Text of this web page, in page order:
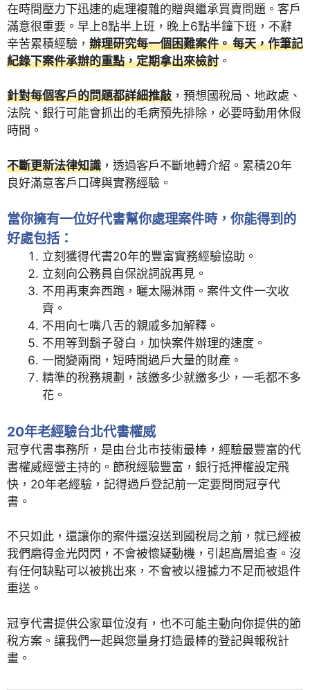
在時間壓力下迅速的處理複雜的贈與繼承買賣問題。客戶
滿意很重要。早上8點半上班，晚上6點半鐘下班，不辭
辛苦累積經驗， 辦理研究每一個困難案件。 每天，作筆記
紀錄下案件承辦的重點，定期拿出來檢討 。
針對每個客戶的問題都詳細推敲 ，預想國稅局、地政處、
法院、銀行可能會抓出的毛病預先排除，必要時動用休假
時間。
不斷更新法律知識 ，透過客戶不斷地轉介紹。累積20年
良好滿意客戶口碑與實務經驗。
當你擁有一位好代書幫你處理案件時，你能得到的
好處包括：
立刻獲得代書20年的豐富實務經驗協助。
立刻向公務員自保說詞說再見。
不用再東奔西跑，曬太陽淋雨。案件文件一次收
齊。
不用向七嘴八舌的親戚多加解釋。
不用等到鬍子發白，加快案件辦理的速度。
一間變兩間，短時間過戶大量的財產。
精準的稅務規劃，該繳多少就繳多少，一毛都不多
花。
20年老經驗台北代書權威
冠亨代書事務所，是由台北市技術最棒，經驗最豐富的代
書權威經營主持的。節稅經驗豐富，銀行抵押權設定飛
快，20年老經驗，記得過戶登記前一定要問問冠亨代
書。
不只如此，還讓你的案件還沒送到國稅局之前，就已經被
我們磨得金光閃閃，不會被懷疑動機，引起高層追查。沒
有任何缺點可以被挑出來，不會被以證據力不足而被退件
重送。
冠亨代書提供公家單位沒有，也不可能主動向你提供的節
稅方案。讓我們一起與您量身打造最棒的登記與報稅計
畫。